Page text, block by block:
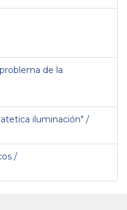
de la
iluminación" /
/